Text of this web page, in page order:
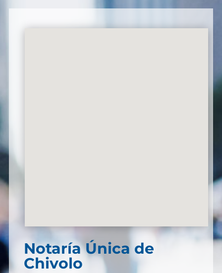
Notaría Única de
Chivolo